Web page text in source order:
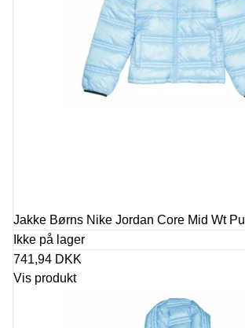
Jakke Børns Nike Jordan Core Mid Wt
Ikke på lager
741,94 DKK
Vis produkt